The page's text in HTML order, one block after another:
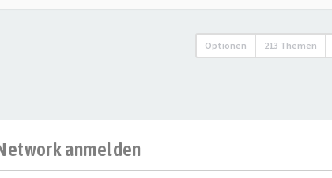
Optionen 213 Themen
anmelden